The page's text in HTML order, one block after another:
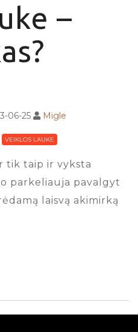
–
06-25 Migle
VEIKLOS LAUKE
tik taip ir vyksta
parkeliauja pavalgyt
laisvą akimirką